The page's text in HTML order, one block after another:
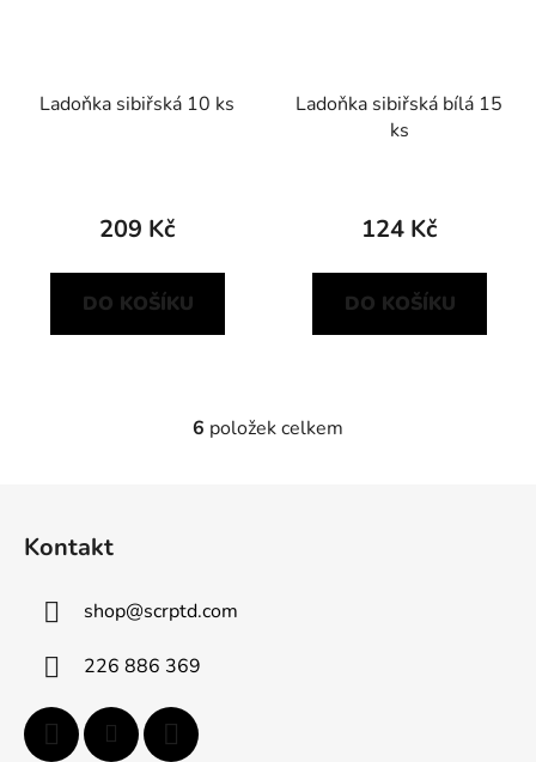
Ladoňka sibiřská 10 ks
209 Kč
DO KOŠÍKU
Ladoňka sibiřská bílá 15
ks
124 Kč
DO KOŠÍKU
O
6 položek celkem
Kontakt
shop@scrptd.com
226 886 369